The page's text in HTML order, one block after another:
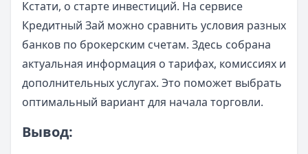
Кстати, о старте инвестиций. На сервисе
Кредитный Зай можно сравнить условия разных
банков по брокерским счетам. Здесь собрана
актуальная информация о тарифах, комиссиях и
дополнительных услугах. Это поможет выбрать
оптимальный вариант для начала торговли.
Вывод: